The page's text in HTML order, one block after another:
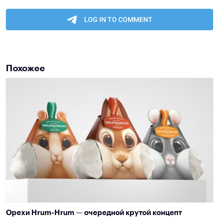
Похожее
Орехи Hrum-Hrum — очередной крутой концепт